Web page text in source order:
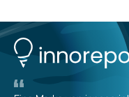
Studierende der
wurde zum 16. Mal
Ernährungsindustrie
Nuggets” stehen für